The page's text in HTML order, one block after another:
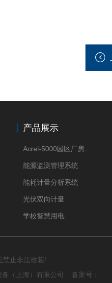
产品展示
能源监测管理系统
能耗计量分析系统
光伏双向计量
学校智慧用电
禁止非法改装!
（上海）有限公司 备案号：